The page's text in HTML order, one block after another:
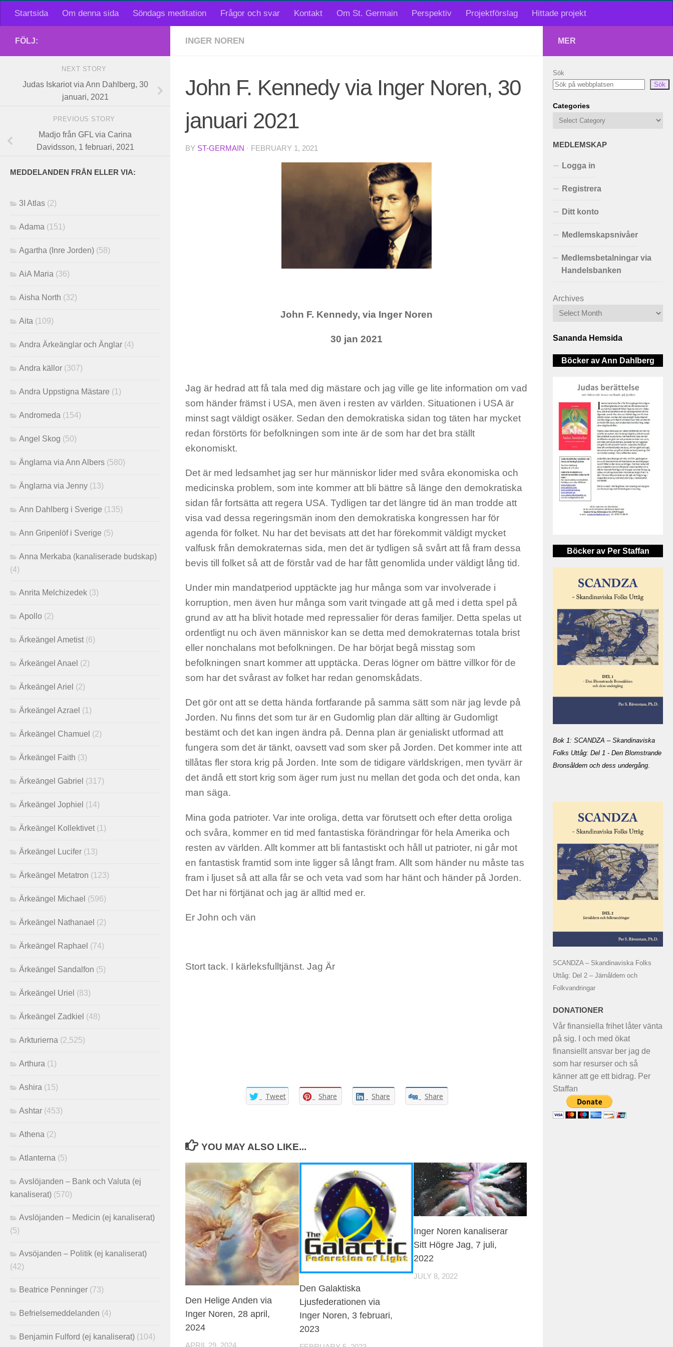
Startsida Om denna sida Söndags meditation Frågor och svar Kontakt Om St. Germain Perspektiv Projektförslag Hittade projekt
INGER NOREN
John F. Kennedy via Inger Noren, 30
januari 2021
BY ST-GERMAIN · FEBRUARY 1, 2021
John F. Kennedy, via Inger Noren
30 jan 2021
Jag är hedrad att få tala med dig mästare och jag ville ge lite information om vad
som händer främst i USA, men även i resten av världen. Situationen i USA är
minst sagt väldigt osäker. Sedan den demokratiska sidan tog täten har mycket
redan förstörts för befolkningen som inte är de som har det bra ställt
ekonomiskt.
Det är med ledsamhet jag ser hur människor lider med svåra ekonomiska och
medicinska problem, som inte kommer att bli bättre så länge den demokratiska
sidan får fortsätta att regera USA. Tydligen tar det längre tid än man trodde att
visa vad dessa regeringsmän inom den demokratiska kongressen har för
agenda för folket. Nu har det bevisats att det har förekommit väldigt mycket
valfusk från demokraternas sida, men det är tydligen så svårt att få fram dessa
bevis till folket så att de förstår vad de har fått genomlida under väldigt lång tid.
Under min mandatperiod upptäckte jag hur många som var involverade i
korruption, men även hur många som varit tvingade att gå med i detta spel på
grund av att ha blivit hotade med repressalier för deras familjer. Detta spelas ut
ordentligt nu och även människor kan se detta med demokraternas totala brist
eller nonchalans mot befolkningen. De har börjat begå misstag som
befolkningen snart kommer att upptäcka. Deras lögner om bättre villkor för de
som har det svårast av folket har redan genomskådats.
Det gör ont att se detta hända fortfarande på samma sätt som när jag levde på
Jorden. Nu finns det som tur är en Gudomlig plan där allting är Gudomligt
bestämt och det kan ingen ändra på. Denna plan är genialiskt utformad att
fungera som det är tänkt, oavsett vad som sker på Jorden. Det kommer inte att
tillåtas fler stora krig på Jorden. Inte som de tidigare världskrigen, men tyvärr är
det ändå ett stort krig som äger rum just nu mellan det goda och det onda, kan
man säga.
Mina goda patrioter. Var inte oroliga, detta var förutsett och efter detta oroliga
och svåra, kommer en tid med fantastiska förändringar för hela Amerika och
resten av världen. Allt kommer att bli fantastiskt och håll ut patrioter, ni går mot
en fantastisk framtid som inte ligger så långt fram. Allt som händer nu måste tas
fram i ljuset så att alla får se och veta vad som har hänt och händer på Jorden.
Det har ni förtjänat och jag är alltid med er.
Er John och vän
Stort tack. I kärleksfulltjänst. Jag Är
Tweet Share Share Share
YOU MAY ALSO LIKE...
Den Helige Anden via
Inger Noren, 28 april,
2024
Den Galaktiska
Ljusfederationen via
Inger Noren, 3 februari,
2023
Inger Noren kanaliserar
Sitt Högre Jag, 7 juli,
2022
JULY 8, 2022
FÖLJ:
NEXT STORY
Judas Iskariot via Ann Dahlberg, 30
januari, 2021
PREVIOUS STORY
Madjo från GFL via Carina
Davidsson, 1 februari, 2021
MEDDELANDEN FRÅN ELLER VIA:
3I Atlas (2)
Adama (151)
Agartha (Inre Jorden) (58)
AiA Maria (36)
Aisha North (32)
Aita (109)
Andra Ärkeänglar och Änglar (4)
Andra källor (307)
Andra Uppstigna Mästare (1)
Andromeda (154)
Angel Skog (50)
Änglarna via Ann Albers (580)
Änglarna via Jenny (13)
Ann Dahlberg i Sverige (135)
Ann Gripenlöf i Sverige (5)
Anna Merkaba (kanaliserade budskap)
(4)
Anrita Melchizedek (3)
Apollo (2)
Ärkeängel Ametist (6)
Ärkeängel Anael (2)
Ärkeängel Ariel (2)
Ärkeängel Azrael (1)
Ärkeängel Chamuel (2)
Ärkeängel Faith (3)
Ärkeängel Gabriel (317)
Ärkeängel Jophiel (14)
Ärkeängel Kollektivet (1)
Ärkeängel Lucifer (13)
Ärkeängel Metatron (123)
Ärkeängel Michael (596)
Ärkeängel Nathanael (2)
Ärkeängel Raphael (74)
Ärkeängel Sandalfon (5)
Ärkeängel Uriel (83)
Ärkeängel Zadkiel (48)
Arkturierna (2,525)
Arthura (1)
Ashira (15)
Ashtar (453)
Athena (2)
Atlanterna (5)
Avslöjanden – Bank och Valuta (ej
kanaliserat) (570)
Avslöjanden – Medicin (ej kanaliserat)
(5)
Avsöjanden – Politik (ej kanaliserat)
(42)
Beatrice Penninger (73)
Befrielsemeddelanden (4)
Benjamin Fulford (ej kanaliserat) (104)
MER
Sök
Sök
Categories
MEDLEMSKAP
Logga in
Registrera
Ditt konto
Medlemskapsnivåer
Medlemsbetalningar via
Handelsbanken
Archives
Sananda Hemsida
Böcker av Ann Dahlberg
Böcker av Per Staffan
Bok 1: SCANDZA – Skandinaviska
Folks Uttåg: Del 1 - Den Blomstrande
Bronsåldern och dess undergång.
SCANDZA – Skandinaviska Folks
Uttåg: Del 2 – Järnåldern och
Folkvandringar
DONATIONER
Vår finansiella frihet låter vänta
på sig. I och med ökat
finansiellt ansvar ber jag de
som har resurser och så
känner att ge ett bidrag. Per
Staffan